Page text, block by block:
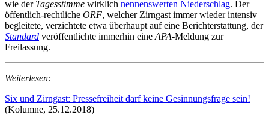
wie der Tagesstimme wirklich nennenswerten Niederschlag. Der
öffentlich-rechtliche ORF, welcher Zirngast immer wieder intensiv
begleitete, verzichtete etwa überhaupt auf eine Berichterstattung, der
Standard veröffentlichte immerhin eine APA-Meldung zur
Freilassung.
Weiterlesen:
Six und Zirngast: Pressefreiheit darf keine Gesinnungsfrage sein!
(Kolumne, 25.12.2018)